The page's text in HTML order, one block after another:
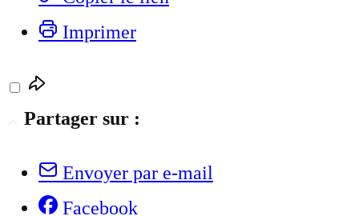
Imprimer
Partager sur :
Envoyer par e-mail
Facebook